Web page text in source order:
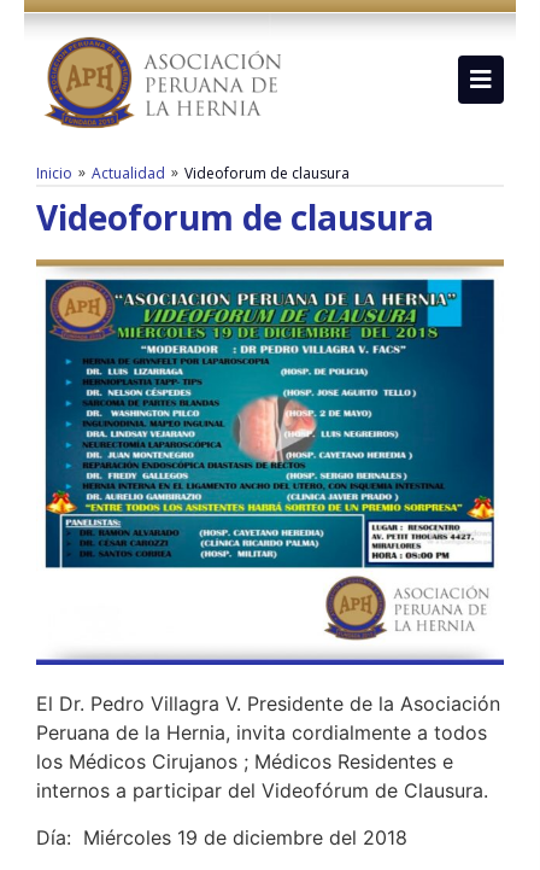
Inicio » Actualidad » Videoforum de clausura
Videoforum de clausura
El Dr. Pedro Villagra V. Presidente de la Asociación
Peruana de la Hernia, invita cordialmente a todos
los Médicos Cirujanos ; Médicos Residentes e
internos a participar del Videofórum de Clausura.
Día: Miércoles 19 de diciembre del 2018